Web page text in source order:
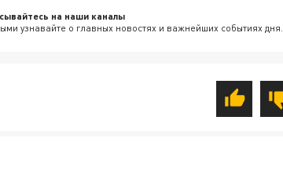
на наши каналы
узнавайте о главных новостях и важнейших событиях дня.